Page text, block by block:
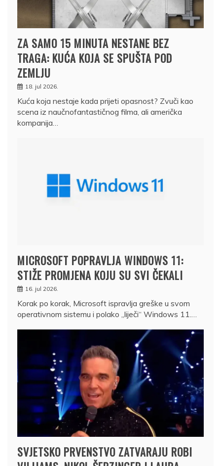
ZA SAMO 15 MINUTA NESTANE BEZ
TRAGA: KUĆA KOJA SE SPUŠTA POD
ZEMLJU
18. jul 2026.
Kuća koja nestaje kada prijeti opasnost? Zvuči kao
scena iz naučnofantastičnog filma, ali američka
kompanija…
MICROSOFT POPRAVLJA WINDOWS 11:
STIŽE PROMJENA KOJU SU SVI ČEKALI
16. jul 2026.
Korak po korak, Microsoft ispravlja greške u svom
operativnom sistemu i polako „liječi“ Windows 11.…
SVJETSKO PRVENSTVO ZATVARAJU ROBI